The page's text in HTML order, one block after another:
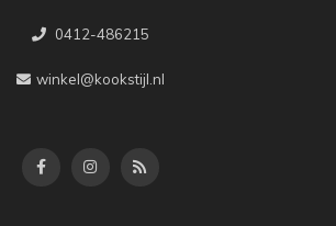
0412-486215
winkel@kookstijl.nl